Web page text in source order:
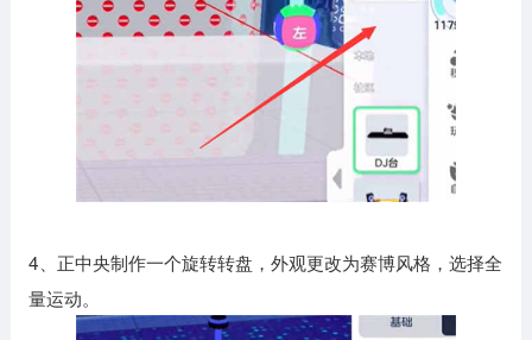
4、正中央制作一个旋转转盘，外观更改为赛博风格，选择全
量运动。